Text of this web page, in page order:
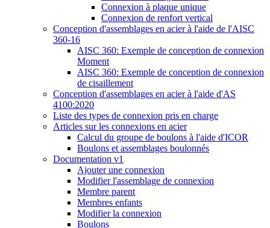
Connexion à plaque unique
Connexion de renfort vertical
Conception d'assemblages en acier à l'aide de l'AISC
360-16
AISC 360: Exemple de conception de connexion
Moment
AISC 360: Exemple de conception de connexion
de cisaillement
Conception d'assemblages en acier à l'aide d'AS
4100:2020
Liste des types de connexion pris en charge
Articles sur les connexions en acier
Calcul du groupe de boulons à l'aide d'ICOR
Boulons et assemblages boulonnés
Documentation v1
Ajouter une connexion
Modifier l'assemblage de connexion
Membre parent
Membres enfants
Modifier la connexion
Boulons